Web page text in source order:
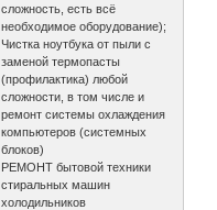
сложность, есть всё
необходимое оборудование);
Чистка ноутбука от пыли с
заменой термопасты
(профилактика) любой
сложности, в том числе и
ремонт системы охлаждения
компьютеров (системных
блоков)
РЕМОНТ бытовой техники
стиральных машин
холодильников